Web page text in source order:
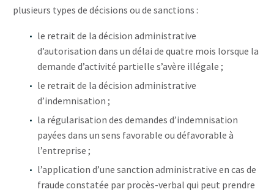
plusieurs types de décisions ou de sanctions :
le retrait de la décision administrative
d’autorisation dans un délai de quatre mois lorsque la
demande d’activité partielle s’avère illégale ;
le retrait de la décision administrative
d’indemnisation ;
la régularisation des demandes d’indemnisation
payées dans un sens favorable ou défavorable à
l’entreprise ;
l’application d’une sanction administrative en cas de
fraude constatée par procès-verbal qui peut prendre